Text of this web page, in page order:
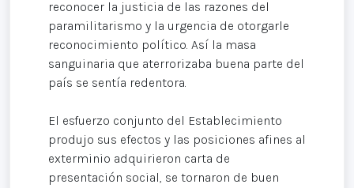
reconocer la justicia de las razones del
paramilitarismo y la urgencia de otorgarle
reconocimiento político. Así la masa
sanguinaria que aterrorizaba buena parte del
país se sentía redentora.
El esfuerzo conjunto del Establecimiento
produjo sus efectos y las posiciones afines al
exterminio adquirieron carta de
presentación social, se tornaron de buen